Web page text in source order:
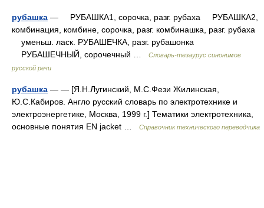
рубашка — РУБАШКА1, сорочка, разг. рубаха РУБАШКА2,
комбинация, комбине, сорочка, разг. комбинашка, разг. рубаха
уменьш. ласк. РУБАШЕЧКА, разг. рубашонка
РУБАШЕЧНЫЙ, сорочечный …
Словарь-тезаурус синонимов
русской речи
рубашка — — [Я.Н.Лугинский, М.С.Фези Жилинская,
Ю.С.Кабиров. Англо русский словарь по электротехнике и
электроэнергетике, Москва, 1999 г.] Тематики электротехника,
основные понятия EN jacket …
Справочник технического переводчика